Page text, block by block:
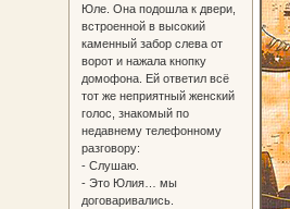
Юле. Она подошла к двери,
встроенной в высокий
каменный забор слева от
ворот и нажала кнопку
домофона. Ей ответил всё
тот же неприятный женский
голос, знакомый по
недавнему телефонному
разговору:
- Слушаю.
- Это Юлия… мы
договаривались.